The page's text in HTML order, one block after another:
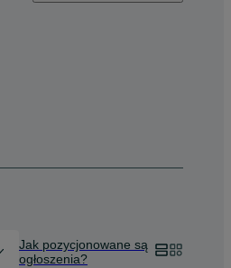
Jak pozycjonowane są
ogłoszenia?